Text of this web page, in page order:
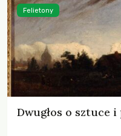
Dwugłos o sztuce
Felietony